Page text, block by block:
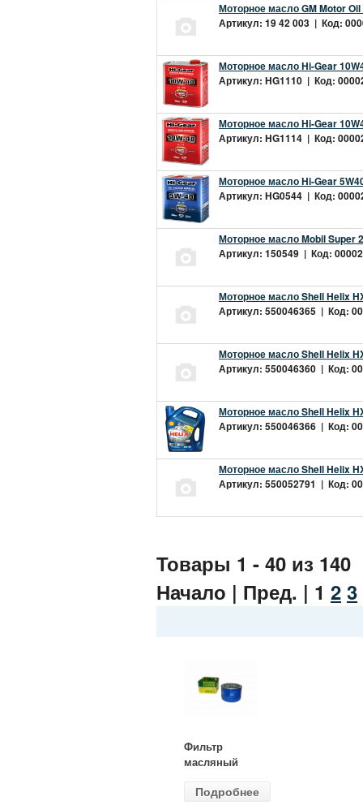
Моторное масло GM Motor
Артикул: 19 42 003 | Код:
Моторное масло Hi-Gear
Артикул: HG1110 | Код:
Моторное масло Hi-Gear
Артикул: HG1114 | Код:
Моторное масло Hi-Gear
Артикул: HG0544 | Код:
Моторное масло Mobil Super
Артикул: 150549 | Код:
Моторное масло Shell Helix
Артикул: 550046365 | Код:
Моторное масло Shell Helix
Артикул: 550046360 | Код:
Моторное масло Shell Helix
Артикул: 550046366 | Код:
Моторное масло Shell Helix
Артикул: 550052791 | Код:
Товары 1 - 40 из 140
Начало | Пред. | 1 2 3
Фильтр
масляный
(MANN) W
Подробнее